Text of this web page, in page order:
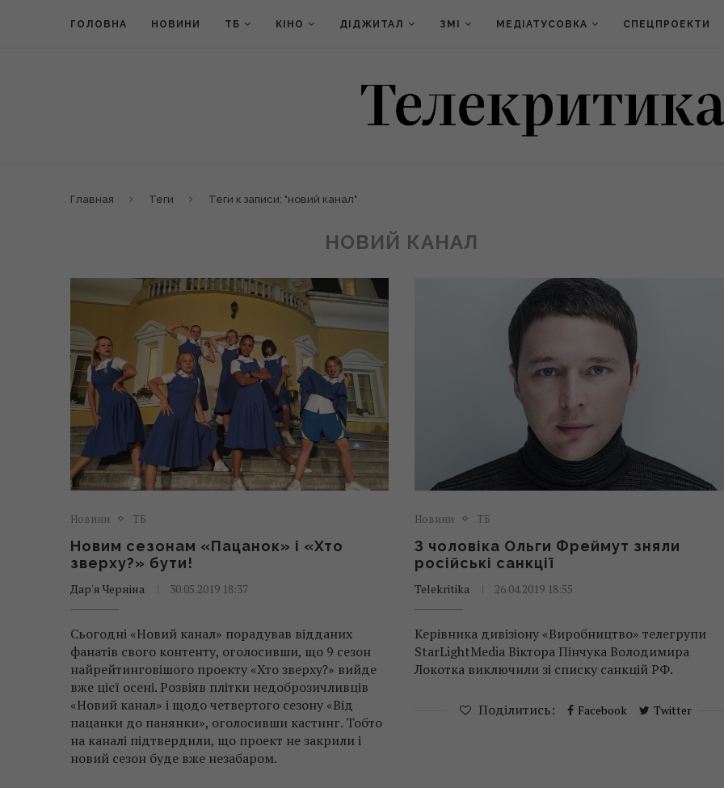
ГОЛОВНА НОВИНИ ТБ КІНО ДІДЖИТАЛ ЗМІ МЕДІАТУСОВКА СПЕЦПРОЕКТИ
Главная Теги Теги к записи: "новий канал"
НОВИЙ КАНАЛ
Новини ТБ
Новим сезонам «Пацанок» і «Хто
зверху?» бути!
Дар'я Черніна 30.05.2019 18:37
Сьогодні «Новий канал» порадував відданих
фанатів свого контенту, оголосивши, що 9 сезон
найрейтинговішого проекту «Хто зверху?» вийде
вже цієї осені. Розвіяв плітки недоброзичливців
«Новий канал» і щодо четвертого сезону «Від
пацанки до панянки», оголосивши кастинг. Тобто
на каналі підтвердили, що проект не закрили і
новий сезон буде вже незабаром.
Новини ТБ
З чоловіка Ольги Фреймут зняли
російські санкції
Telekritika 26.04.2019 18:55
Керівника дивізіону «Виробництво» телегрупи
StarLightMedia Віктора Пінчука Володимира
Локотка виключили зі списку санкцій РФ.
Поділитись: Facebook Twitter